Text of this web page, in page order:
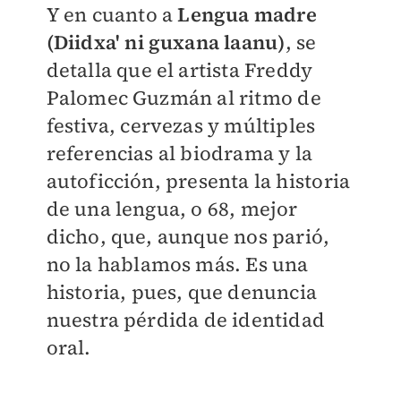
Y en cuanto aLengua madre
(Diidxa' ni guxana laanu), se
detalla que el artista Freddy
Palomec Guzmán al ritmo de
festiva, cervezas y múltiples
referencias al biodrama y la
autoficción, presenta la historia
de una lengua, o 68, mejor
dicho, que, aunque nos parió,
no la hablamos más. Es una
historia, pues, que denuncia
nuestra pérdida de identidad
oral.